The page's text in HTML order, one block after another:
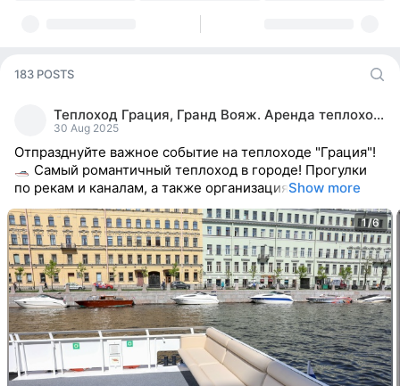
183 POSTS
Теплоход Грация, Гранд Вояж. Аренда теплохода.
30 Aug 2025
Отпразднуйте важное событие на теплоходе "Грация"!
Самый романтичный теплоход в городе! Прогулки
по рекам и каналам, а также организацияShow more
1/6